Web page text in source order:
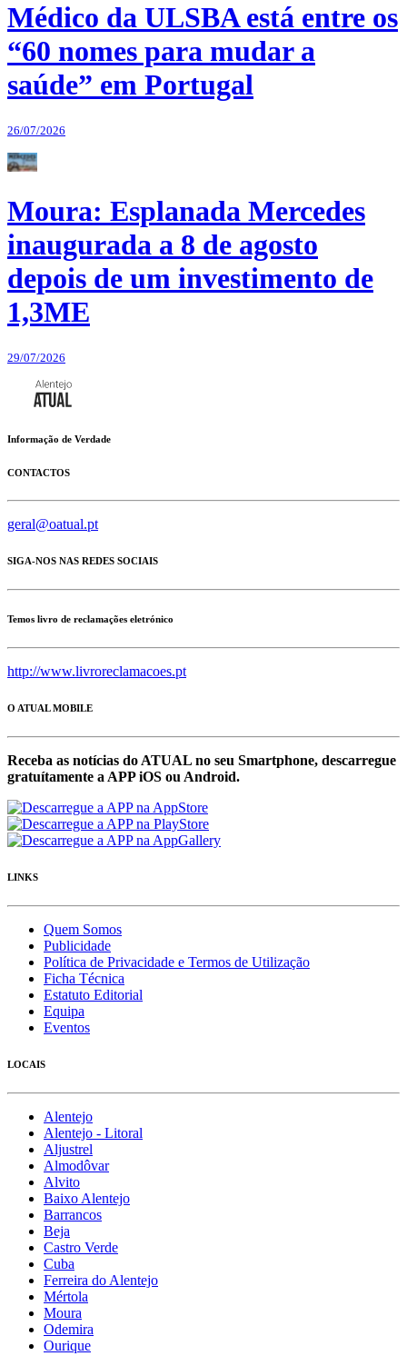
Médico da ULSBA está entre os
“60 nomes para mudar a
saúde” em Portugal
26/07/2026
Moura: Esplanada Mercedes
inaugurada a 8 de agosto
depois de um investimento de
1,3ME
29/07/2026
Informação de Verdade
CONTACTOS
geral@oatual.pt
SIGA-NOS NAS REDES SOCIAIS
Temos livro de reclamações eletrónico
http://www.livroreclamacoes.pt
O ATUAL MOBILE
Receba as notícias do ATUAL no seu Smartphone, descarregue
gratuítamente a APP iOS ou Android.
LINKS
Quem Somos
Publicidade
Política de Privacidade e Termos de Utilização
Ficha Técnica
Estatuto Editorial
Equipa
Eventos
LOCAIS
Alentejo
Alentejo - Litoral
Aljustrel
Almodôvar
Alvito
Baixo Alentejo
Barrancos
Beja
Castro Verde
Cuba
Ferreira do Alentejo
Mértola
Moura
Odemira
Ourique